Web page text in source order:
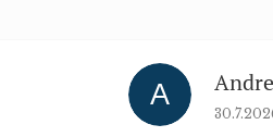
je 5 z 5 hvězdiček.
A